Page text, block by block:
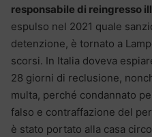
responsabile di reingresso
espulso nel 2021 quale
detenzione, è tornato a
scorsi. In Italia doveva
28 giorni di reclusione,
multa, perché condannato
falso e contraffazione del
è stato portato alla casa